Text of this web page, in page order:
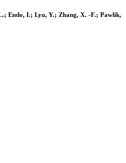
Endo, I.; Lyu, Y.; Zhang, X. -F.; Pawlik,